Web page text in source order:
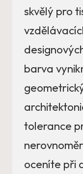
skvělý pro
barva
tolerance
oceníte při